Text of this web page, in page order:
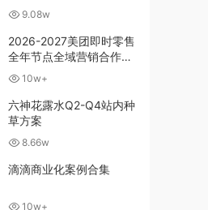
9.08w
2026-2027美团即时零售
全年节点全域营销合作方
案 10w+
六神花露水Q2-Q4站内种
草方案
8.66w
滴滴商业化案例合集
10w+